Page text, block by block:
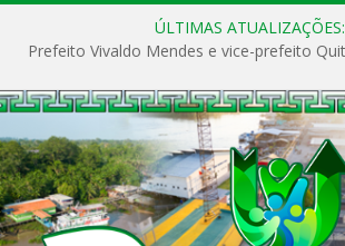
ÚLTIMAS ATUALIZAÇÕES: